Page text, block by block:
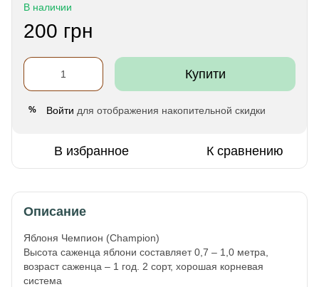
В наличии
200 грн
Купити
% Войти для отображения накопительной скидки
В избранное К сравнению
Описание
Яблоня Чемпион (Champion)
Высота саженца яблони составляет 0,7 – 1,0 метра,
возраст саженца – 1 год. 2 сорт, хорошая корневая
система